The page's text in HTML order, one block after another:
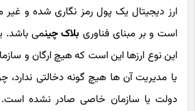
است و بر مبنای فناوری بلاک چینمی باشد.
این نوع ارزها این است که هیچ ارگان و
یا مدیریت آن ها هیچ گونه دخالتی ندارد،
دولت یا سازمان خاصی صادر نشده است.